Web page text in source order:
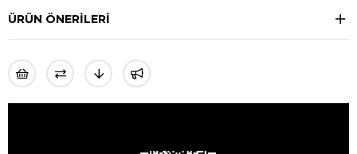
ÜRÜN ÖNERILERI